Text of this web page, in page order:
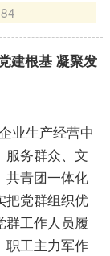
建根基 凝聚发
业生产经营中
服务群众、文
共青团一体化
把党群组织优
群工作人员履
职工主力军作